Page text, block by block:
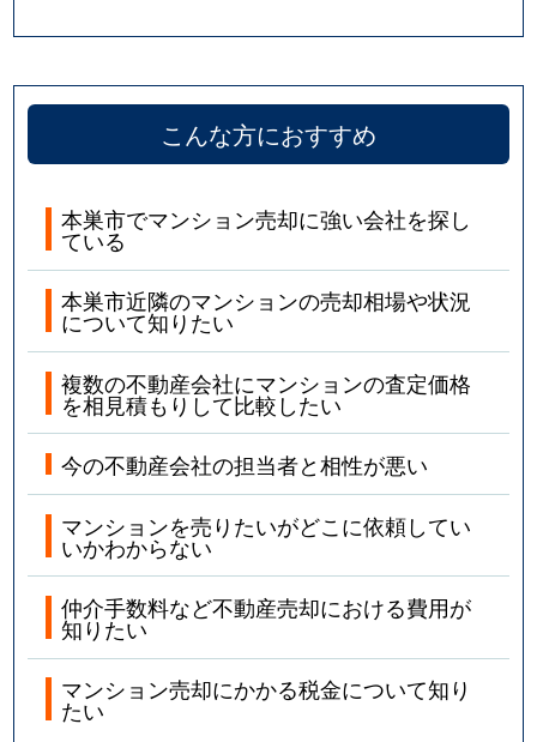
こんな方におすすめ
本巣市でマンション売却に強い会社を探し
ている
本巣市近隣のマンションの売却相場や状況
について知りたい
複数の不動産会社にマンションの査定価格
を相見積もりして比較したい
今の不動産会社の担当者と相性が悪い
マンションを売りたいがどこに依頼してい
いかわからない
仲介手数料など不動産売却における費用が
知りたい
マンション売却にかかる税金について知り
たい